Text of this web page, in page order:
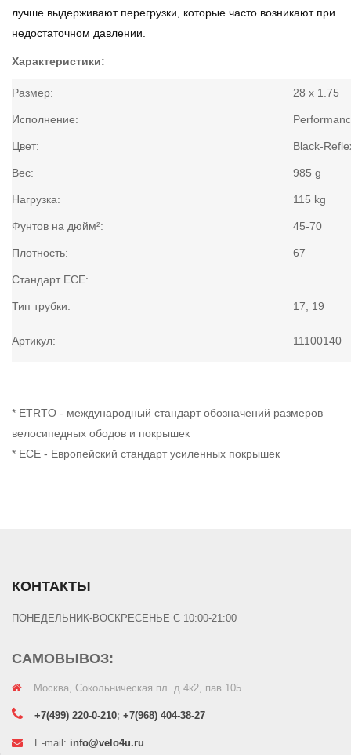
лучше выдерживают перегрузки, которые часто возникают при
недостаточном давлении.
Характеристики:
Размер: 28 x 1.75
Исполнение:
Цвет: Black-
Вес: 985 g
Нагрузка: 115 kg
Фунтов на дюйм²: 45-70
Плотность: 67
Стандарт ECE:
Тип трубки: 17, 19
Артикул: 11100140
* ETRTO - международный стандарт обозначений размеров
велосипедных ободов и покрышек
* ECE - Европейский стандарт усиленных покрышек
КОНТАКТЫ
ПОНЕДЕЛЬНИК-ВОСКРЕСЕНЬЕ С 10:00-21:00
САМОВЫВОЗ:
Москва, Сокольническая пл. д.4к2, пав.105
+7(499) 220-0-210; +7(968) 404-38-27
E-mail: info@velo4u.ru